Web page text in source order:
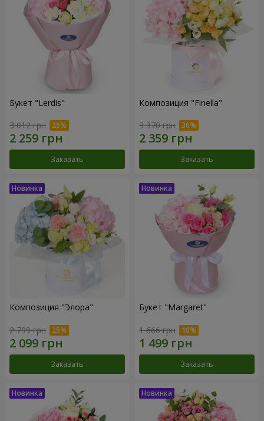
Букет "Lerdis"
3 012 грн
Заказать
Композиция "Finella"
3 370 грн
Заказать
Композиция "Элора"
2 799 грн
Заказать
Букет "Margaret"
1 666 грн
Заказать